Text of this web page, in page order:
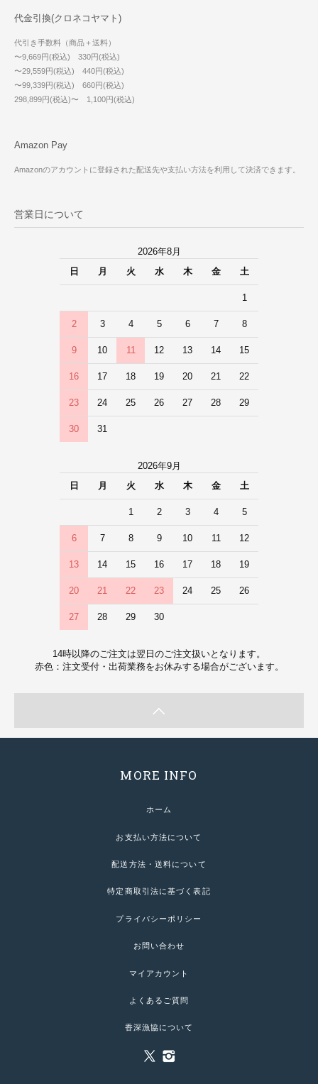
代金引換(クロネコヤマト)
代引き手数料（商品＋送料）
〜9,669円(税込) 330円(税込)
〜29,559円(税込) 440円(税込)
〜99,339円(税込) 660円(税込)
298,899円(税込)〜 1,100円(税込)
Amazon Pay
Amazonのアカウントに登録された配送先や支払い方法を利用して決済できます。
営業日について
2026年8月
日
月 火 水 木 金 土
1
2 3 4 5 6 7 8
9 10 11 12 13 14 15
16 17 18 19 20 21 22
23 24 25 26 27 28 29
30 31
2026年9月
日
月 火 水 木 金 土
1 2 3 4 5
6 7 8 9 10 11 12
13 14 15 16 17 18 19
20 21 22 23 24 25 26
27 28 29 30
14時以降のご注文は翌日のご注文扱いとなります。
赤色：注文受付・出荷業務をお休みする場合がございます。
MORE INFO
ホーム
お支払い方法について
配送方法・送料について
特定商取引法に基づく表記
プライバシーポリシー
お問い合わせ
マイアカウント
よくあるご質問
香深漁協について